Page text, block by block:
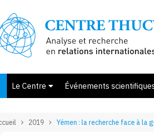
Le Centre
Membres et associés
Événements
2019 Yémen : la recherche face à la